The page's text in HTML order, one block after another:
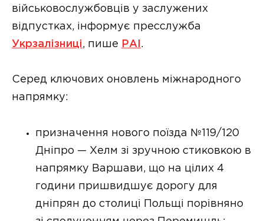
військовослужбовців у заслужених
відпустках, інформує пресслужба
Укрзалізниці, пише РАІ .
Серед ключових оновлень міжнародного
напрямку:
призначення нового поїзда №119/120
Дніпро — Хелм зі зручною стиковкою в
напрямку Варшави, що на цілих 4
години пришвидшує дорогу для
дніпрян до столиці Польщі порівняно